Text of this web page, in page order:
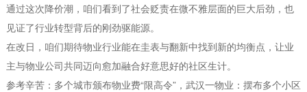
通过这次降价潮，咱们看到了社会贬责在微不雅层面的巨大后劲，也
见证了行业转型背后的刚劲驱能源。
在改日，咱们期待物业行业能在圭表与翻新中找到新的均衡点，让业
主与物业公司共同迈向愈加融合好意思好的社区生计。
参考辛苦：多个城市颁布物业费“限高令”，武汉一物业：摆布多个小区